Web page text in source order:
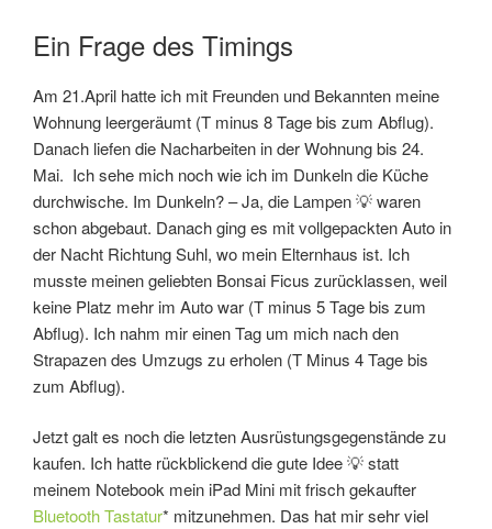
Ein Frage des Timings
Am 21.April hatte ich mit Freunden und Bekannten meine
Wohnung leergeräumt (T minus 8 Tage bis zum Abflug).
Danach liefen die Nacharbeiten in der Wohnung bis 24.
Mai. Ich sehe mich noch wie ich im Dunkeln die Küche
durchwische. Im Dunkeln? – Ja, die Lampen 💡 waren
schon abgebaut. Danach ging es mit vollgepackten Auto in
der Nacht Richtung Suhl, wo mein Elternhaus ist. Ich
musste meinen geliebten Bonsai Ficus zurücklassen, weil
keine Platz mehr im Auto war (T minus 5 Tage bis zum
Abflug). Ich nahm mir einen Tag um mich nach den
Strapazen des Umzugs zu erholen (T Minus 4 Tage bis
zum Abflug).
Jetzt galt es noch die letzten Ausrüstungsgegenstände zu
kaufen. Ich hatte rückblickend die gute Idee 💡 statt
meinem Notebook mein iPad Mini mit frisch gekaufter
Bluetooth Tastatur* mitzunehmen. Das hat mir sehr viel